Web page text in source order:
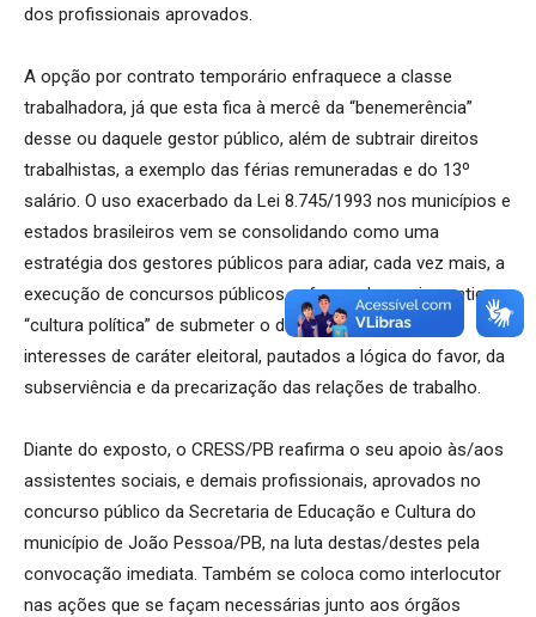
dos profissionais aprovados.
A opção por contrato temporário enfraquece a classe
trabalhadora, já que esta fica à mercê da “benemerência”
desse ou daquele gestor público, além de subtrair direitos
trabalhistas, a exemplo das férias remuneradas e do 13º
salário. O uso exacerbado da Lei 8.745/1993 nos municípios e
estados brasileiros vem se consolidando como uma
estratégia dos gestores públicos para adiar, cada vez mais, a
execução de concursos públicos, reforçando, assim, antiga
“cultura política” de submeter o direito ao trabalho aos
interesses de caráter eleitoral, pautados a lógica do favor, da
subserviência e da precarização das relações de trabalho.
Diante do exposto, o CRESS/PB reafirma o seu apoio às/aos
assistentes sociais, e demais profissionais, aprovados no
concurso público da Secretaria de Educação e Cultura do
município de João Pessoa/PB, na luta destas/destes pela
convocação imediata. Também se coloca como interlocutor
nas ações que se façam necessárias junto aos órgãos